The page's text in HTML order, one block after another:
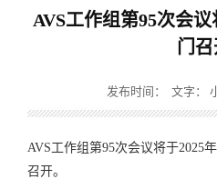
AVS工作组第95次会
门
发布时间： 文字：
AVS工作组第95次会议将于2025
召开。